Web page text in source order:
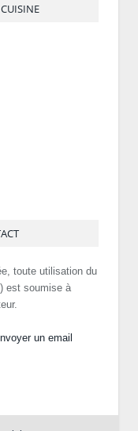
toute utilisation du
est soumise à
un email